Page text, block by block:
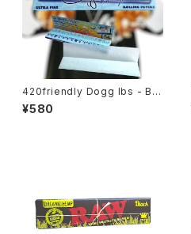
420friendly Dogg lbs - Blu
e Paisley Rolling Papers /
King Size Slim・50枚入
¥580